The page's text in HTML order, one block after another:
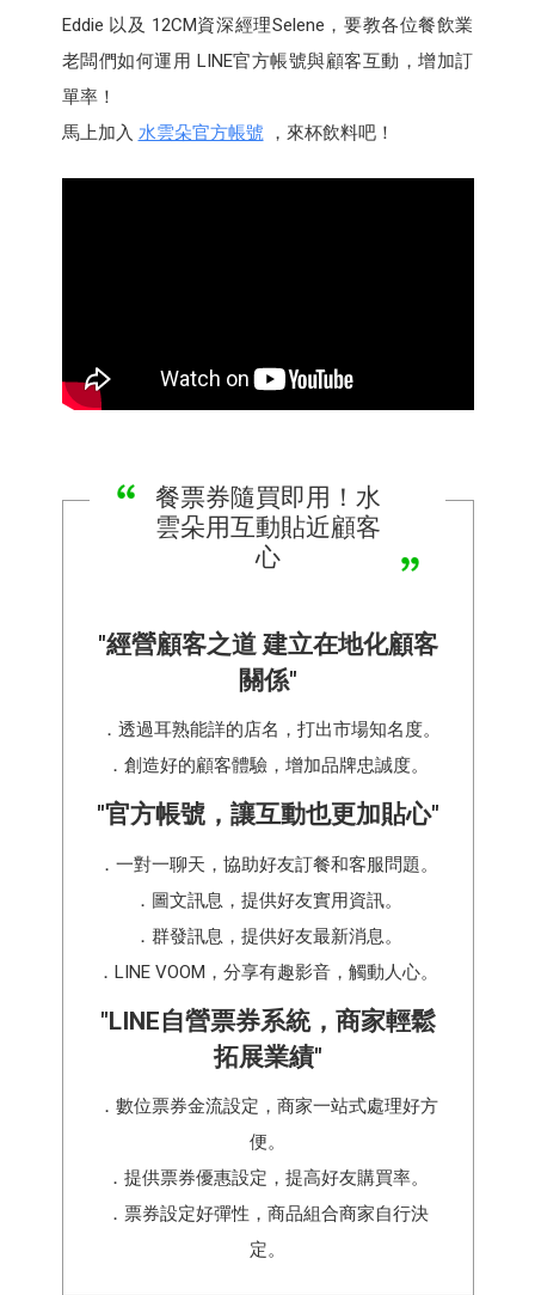
Eddie 以及 12CM資深經理Selene，要教各位餐飲業
老闆們如何運用 LINE官方帳號與顧客互動，增加訂
單率！
馬上加入 水雲朵官方帳號，來杯飲料吧！
餐票券隨買即用！水
雲朵用互動貼近顧客
心
"經營顧客之道 建立在地化顧客
關係"
．透過耳熟能詳的店名，打出市場知名度。
．創造好的顧客體驗，增加品牌忠誠度。
"官方帳號，讓互動也更加貼心"
．一對一聊天，協助好友訂餐和客服問題。
．圖文訊息，提供好友實用資訊。
．群發訊息，提供好友最新消息。
．LINE VOOM，分享有趣影音，觸動人心。
"LINE自營票券系統，商家輕鬆
拓展業績"
．數位票券金流設定，商家一站式處理好方
便。
．提供票券優惠設定，提高好友購買率。
．票券設定好彈性，商品組合商家自行決
定。